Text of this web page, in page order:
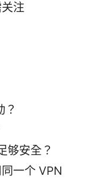
注
？
够安全？
一个 VPN